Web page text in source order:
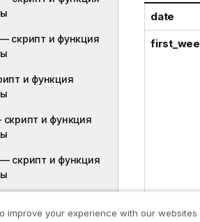
скрипт и функция
и функция
и функция
скрипт и функция
date
improve your experience with our websites